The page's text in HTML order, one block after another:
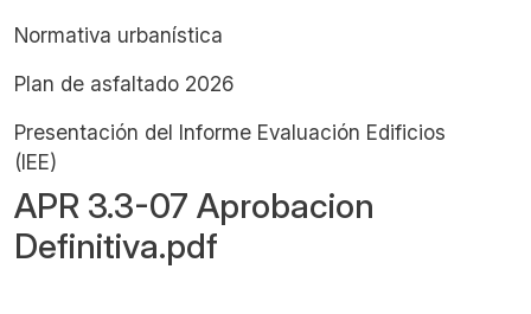
Normativa urbanística
Plan de asfaltado 2026
Presentación del Informe Evaluación Edificios
(IEE)
APR 3.3-07 Aprobacion
Definitiva.pdf